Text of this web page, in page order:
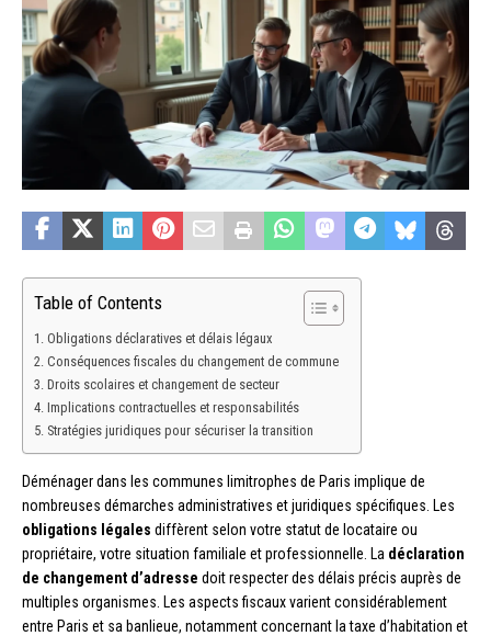
Table of Contents
Obligations déclaratives et délais légaux
Conséquences fiscales du changement de commune
Droits scolaires et changement de secteur
Implications contractuelles et responsabilités
Stratégies juridiques pour sécuriser la transition
Déménager dans les communes limitrophes de Paris implique de
nombreuses démarches administratives et juridiques spécifiques. Les
obligations légales diffèrent selon votre statut de locataire ou
propriétaire, votre situation familiale et professionnelle. La déclaration
de changement d’adresse doit respecter des délais précis auprès de
multiples organismes. Les aspects fiscaux varient considérablement
entre Paris et sa banlieue, notamment concernant la taxe d’habitation et